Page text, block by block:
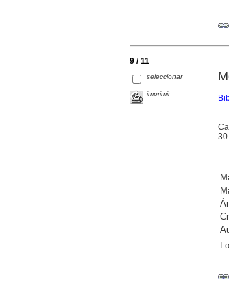
9 / 11
seleccionar
imprimir
30